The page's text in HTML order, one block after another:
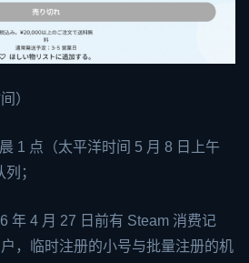
）
1 点（太平洋时间 5 月 8 日上午
；
年 4 月 27 日前有 Steam 消费记
，临时注册的小号与批量注册的机